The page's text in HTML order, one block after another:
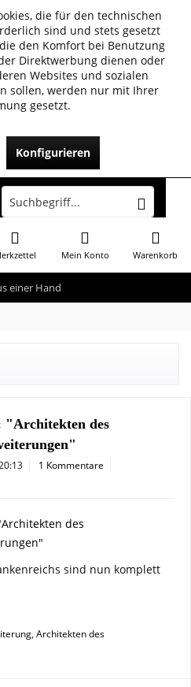
die für den technischen
sind und stets gesetzt
den Komfort bei Benutzung
Direktwerbung dienen oder
Websites und sozialen
sollen, werden nur mit Ihrer
gesetzt.
Konfigurieren
einer Hand
Warenkorb
Mein Konto
"Architekten des
1 Kommentare
sind nun komplett
, Architekten des